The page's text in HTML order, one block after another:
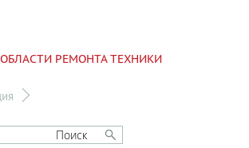
РЕМОНТА ТЕХНИКИ